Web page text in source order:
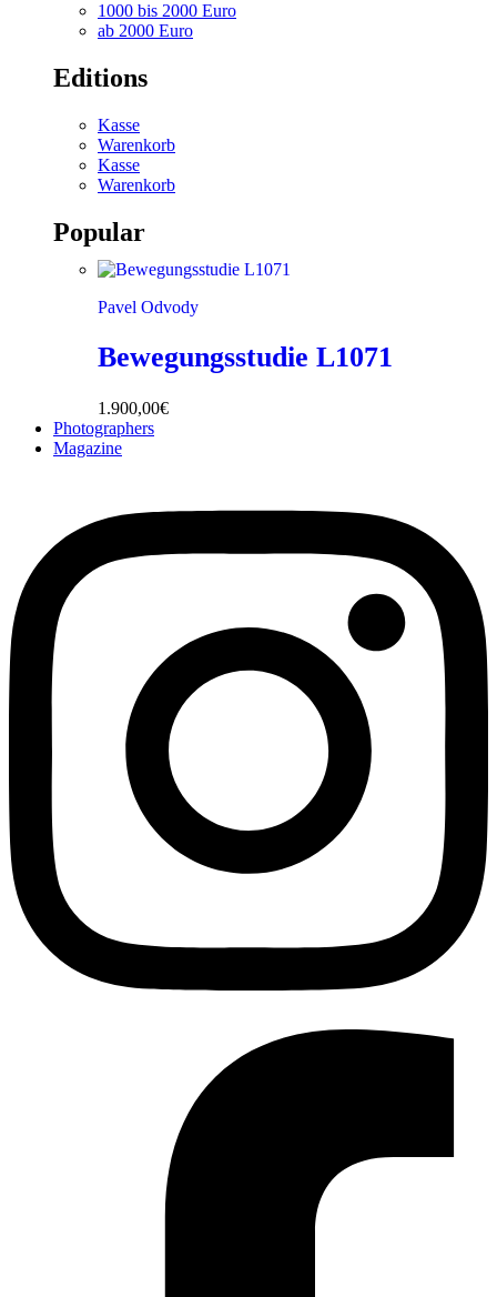
1000 bis 2000 Euro
ab 2000 Euro
Editions
Kasse
Warenkorb
Kasse
Warenkorb
Popular
Pavel Odvody
Bewegungsstudie L1071
1.900,00€
Photographers
Magazine